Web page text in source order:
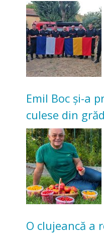
incendii de
Emil Boc și-a
culese din
nu poate oferi
O clujeancă a